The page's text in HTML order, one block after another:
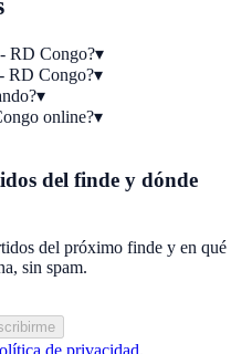
RD Congo?▾
RD Congo?▾
▾
online?▾
del finde y dónde
del próximo finde y en qué
sin spam.
de privacidad.